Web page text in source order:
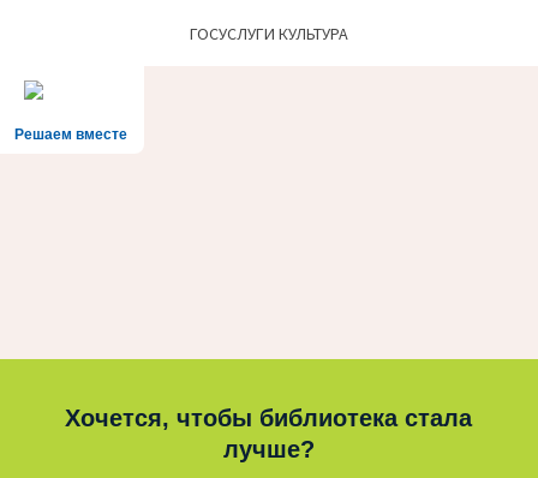
ГОСУСЛУГИ КУЛЬТУРА
Решаем вместе
Хочется, чтобы библиотека стала
лучше?